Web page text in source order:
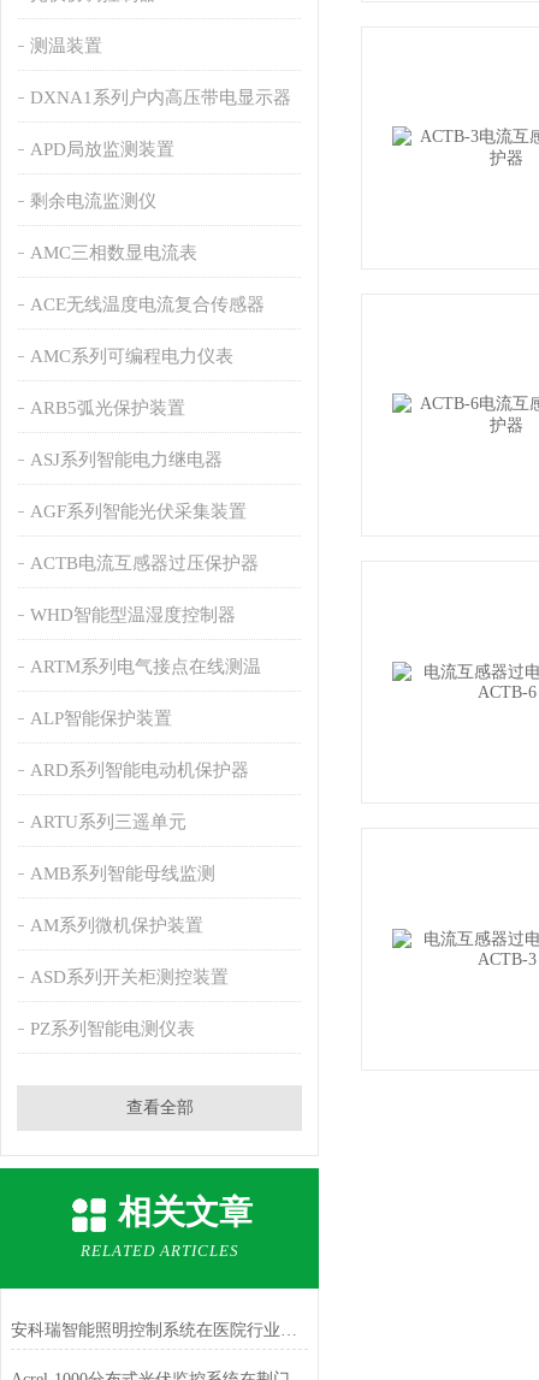
测温装置
DXNA1系列户内高压带电显示器
APD局放监测装置
剩余电流监测仪
AMC三相数显电流表
ACE无线温度电流复合传感器
AMC系列可编程电力仪表
ARB5弧光保护装置
ASJ系列智能电力继电器
AGF系列智能光伏采集装置
ACTB电流互感器过压保护器
WHD智能型温湿度控制器
ARTM系列电气接点在线测温
ALP智能保护装置
ARD系列智能电动机保护器
ARTU系列三遥单元
AMB系列智能母线监测
AM系列微机保护装置
ASD系列开关柜测控装置
PZ系列智能电测仪表
查看全部
相关文章
RELATED ARTICLES
安科瑞智能照明控制系统在医院行业的应用